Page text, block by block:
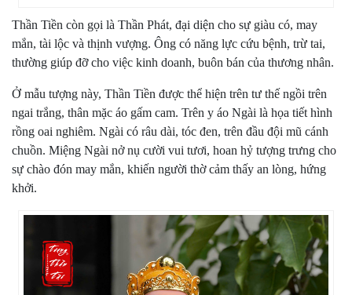
Thần Tiền còn gọi là Thần Phát, đại diện cho sự giàu có, may
mắn, tài lộc và thịnh vượng. Ông có năng lực cứu bệnh, trừ tai,
thường giúp đỡ cho việc kinh doanh, buôn bán của thương nhân.
Ở mẫu tượng này, Thần Tiền được thể hiện trên tư thế ngồi trên
ngai trắng, thân mặc áo gấm cam. Trên y áo Ngài là họa tiết hình
rồng oai nghiêm. Ngài có râu dài, tóc đen, trên đầu đội mũ cánh
chuồn. Miệng Ngài nở nụ cười vui tươi, hoan hỷ tượng trưng cho
sự chào đón may mắn, khiến người thờ cảm thấy an lòng, hứng
khởi.